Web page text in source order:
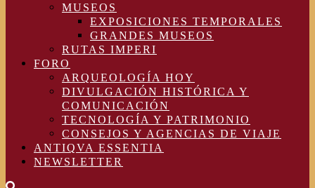
MUSEOS
EXPOSICIONES TEMPORALES
GRANDES MUSEOS
RUTAS IMPERI
FORO
ARQUEOLOGÍA HOY
DIVULGACIÓN HISTÓRICA Y
COMUNICACIÓN
TECNOLOGÍA Y PATRIMONIO
CONSEJOS Y AGENCIAS DE VIAJE
ANTIQVA ESSENTIA
NEWSLETTER